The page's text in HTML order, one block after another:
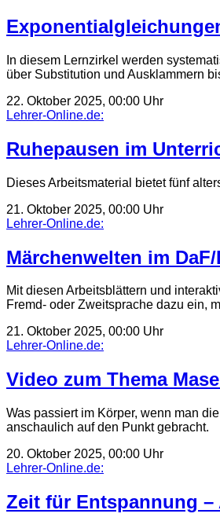
In diesem Lernzirkel werden
über Substitution und Ausklammern
22. Oktober 2025, 00:00 Uhr
Lehrer-Online.de:
Ruhepausen im
Dieses Arbeitsmaterial bietet fünf
21. Oktober 2025, 00:00 Uhr
Lehrer-Online.de:
Märchenwelten im
Mit diesen Arbeitsblättern und
Fremd- oder Zweitsprache dazu ein,
21. Oktober 2025, 00:00 Uhr
Lehrer-Online.de:
Video zum Thema
Was passiert im Körper, wenn man
anschaulich auf den Punkt gebracht.
20. Oktober 2025, 00:00 Uhr
Lehrer-Online.de:
Zeit für Entspannung